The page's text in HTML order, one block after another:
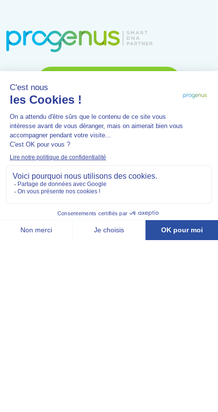
Rue Camille Hubert 7a - 5032 Gembloux (Isnes) - Belgique
Tél :0032 81 61 69 01 - Mail :
© 2021 PROGENUS s.a. Mentions légales